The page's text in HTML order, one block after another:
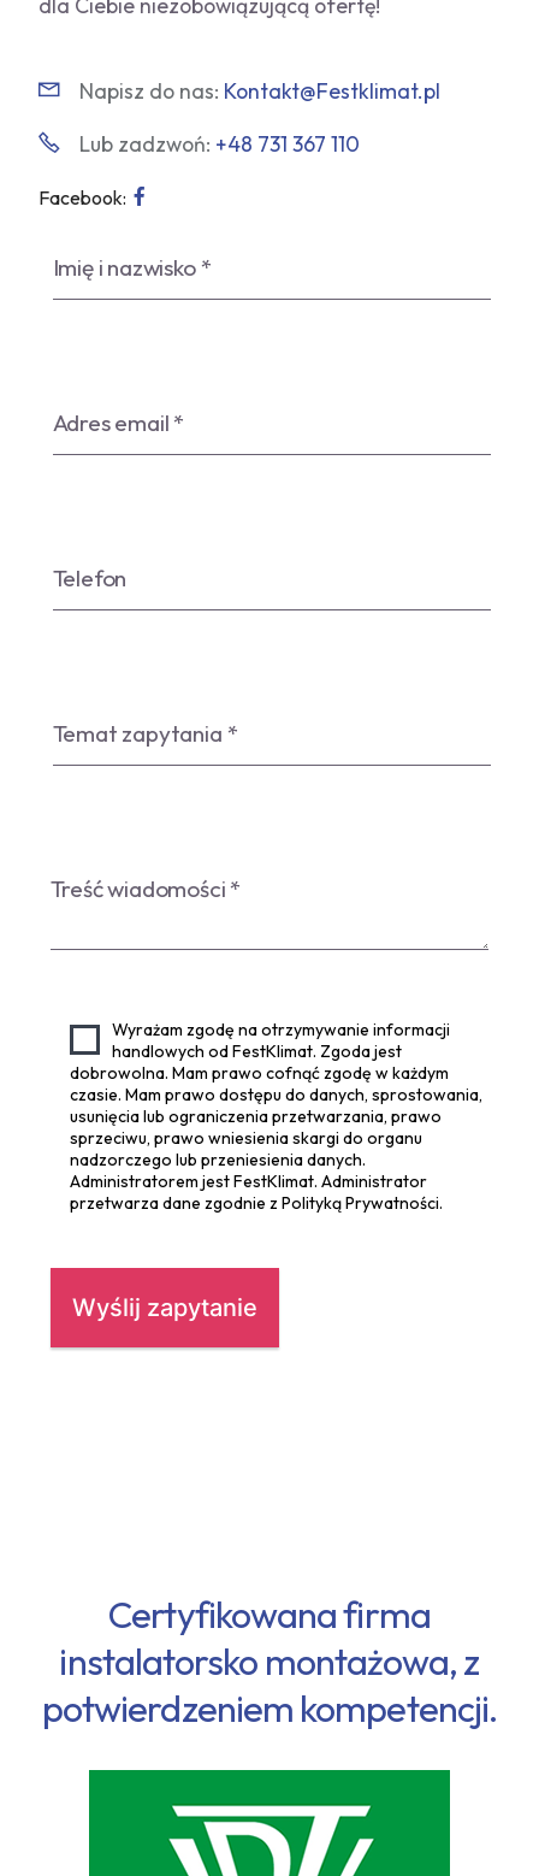
Napisz do nas: Kontakt@Festklimat.pl
Lub zadzwoń: +48 731 367 110
Facebook:
Wyrażam zgodę na otrzymywanie informacji
handlowych od FestKlimat. Zgoda jest
dobrowolna. Mam prawo cofnąć zgodę w każdym
czasie. Mam prawo dostępu do danych, sprostowania,
usunięcia lub ograniczenia przetwarzania, prawo
sprzeciwu, prawo wniesienia skargi do organu
nadzorczego lub przeniesienia danych.
Administratorem jest FestKlimat. Administrator
przetwarza dane zgodnie z Polityką Prywatności.
Certyfikowana firma
instalatorsko montażowa, z
potwierdzeniem kompetencji.